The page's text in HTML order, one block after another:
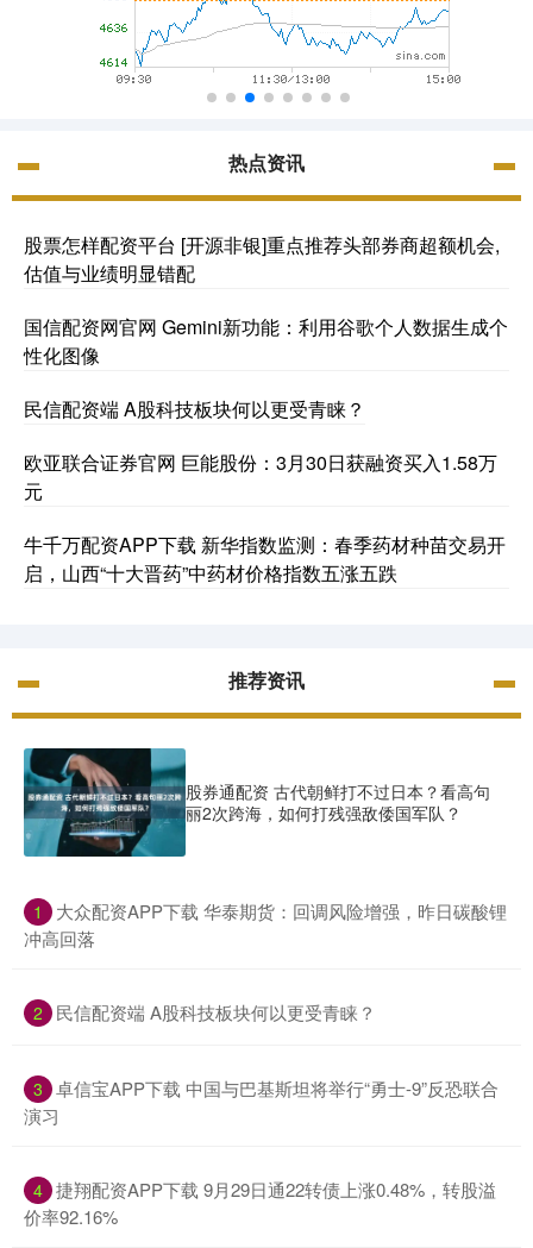
热点资讯
股票怎样配资平台 [开源非银]重点推荐头部券商超额机会,
估值与业绩明显错配
国信配资网官网 Gemini新功能：利用谷歌个人数据生成个
性化图像
民信配资端 A股科技板块何以更受青睐？
欧亚联合证券官网 巨能股份：3月30日获融资买入1.58万
元
牛千万配资APP下载 新华指数监测：春季药材种苗交易开
启，山西“十大晋药”中药材价格指数五涨五跌
推荐资讯
股券通配资 古代朝鲜打不过日本？看高句
丽2次跨海，如何打残强敌倭国军队？
1
​大众配资APP下载 华泰期货：回调风险增强，昨日碳酸锂
冲高回落
2 ​民信配资端 A股科技板块何以更受青睐？
3 ​卓信宝APP下载 中国与巴基斯坦将举行“勇士-9”反恐联合
演习
4 ​捷翔配资APP下载 9月29日通22转债上涨0.48%，转股溢
价率92.16%